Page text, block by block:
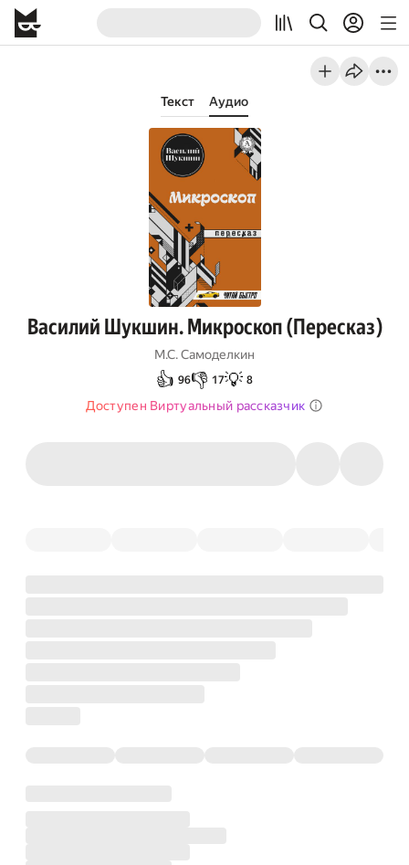
Текст Аудио
Василий Шукшин. Микроскоп (Пересказ)
М.С. Самоделкин
👍 96👎 17💡 8
Доступен Виртуальный рассказчик